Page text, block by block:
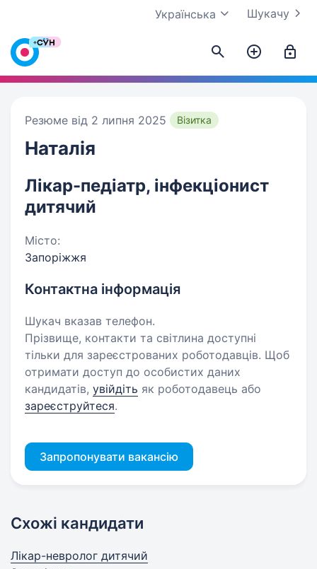
Шукачу
Українська
Резюме від 2 липня 2025 Візитка
Наталія
Лікар-педіатр, інфекціонист
дитячий
Місто:
Запоріжжя
Контактна інформація
Шукач вказав телефон.
Прізвище, контакти та світлина доступні
тільки для зареєстрованих роботодавців. Щоб
отримати доступ до особистих даних
кандидатів, увійдіть як роботодавець або
зареєструйтеся.
Запропонувати вакансію
Схожі кандидати
Лікар-невролог дитячий